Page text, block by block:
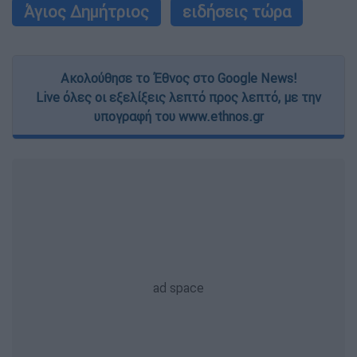
Άγιος Δημήτριος
ειδήσεις τώρα
Ακολούθησε το Έθνος στο Google News!
Live όλες οι εξελίξεις λεπτό προς λεπτό, με την
υπογραφή του www.ethnos.gr